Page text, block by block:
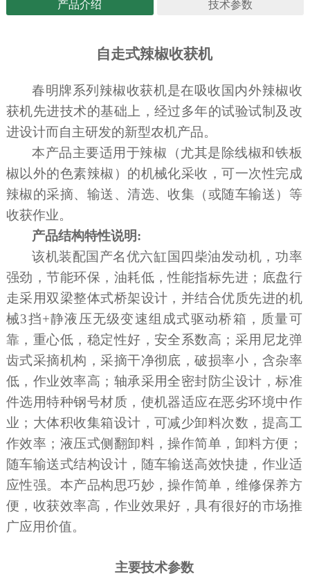
产品介绍 技术参数
自走式辣椒收获机
春明牌系列 辣椒收获机是在吸收国内外辣椒收
获机先进技术的基础上，经过多年的试验试制及改
进设计而自主研发的新型农机产品。
本产品主要适用于辣椒（尤其是除线椒和铁板
椒以外的色素辣椒 ）的机械化采收，可一次性完成
辣椒的采摘、输送、清选、收集（或随车输送）等
收获作业。
产品结构特性说明:
该机装配国产名优六缸国四柴油发动机，功率
强劲，节能环保，油耗低，性能指标先进；底盘行
走采用双梁整体式桥架设计，并结合优质先进的机
械3挡+静液压无级变速组成式驱动桥箱，质量可
靠，重心低，稳定性好，安全系数高；采用 尼龙弹
齿式采摘机构，采摘干净彻底，破损率小，含杂率
低，作业效率高；轴承采用全密封防尘设计，标准
件选用特种钢号材质，使机器适应在恶劣环境中作
业；大体积收集箱设计，可减少卸料次数，提高工
作效率；液压式侧翻卸料，操作简单，卸料方便；
随车输送式结构设计，随车输送高效快捷，作业适
应性强。 本产品构思巧妙 ，操作简单 ， 维修保养方
便，收获效率高，作业效果好，具有很好的市场推
广应用价值。
主要技术参数
单位
型号规格 / 4LGZ-302(G4)型
结构型式 / 自走式
配套动力
品牌 潍柴
功率 kW 177（240马力）
外形尺寸（长×宽×高） mm 9260×3200×3650
结构质量
收获台宽度 mm 3020
捡拾机构型式 / 扎瓜式
捡拾机构宽度 mm
脱粒滚筒型式 / 双滚筒+纵轴流式
驱动方式 / 四轮驱动
作业小时生产率（纯工作） hm2/h 0.35～0.70